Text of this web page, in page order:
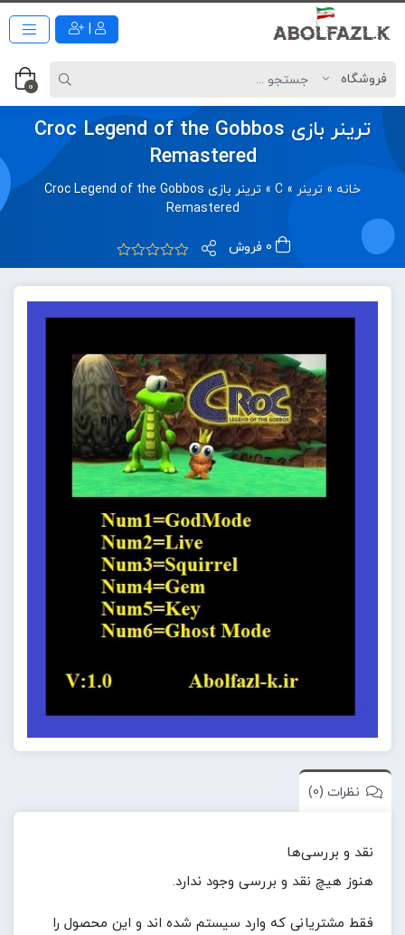
0
ترینر بازی Croc Legend of the Gobbos
Remastered
خانه » ترینر »
C
»
ترینر بازی Croc Legend of the Gobbos
Remastered
نظرات (0)
نقد و بررسی‌ها
هنوز هیچ نقد و بررسی وجود ندارد.
فقط مشتریانی که وارد سیستم شده اند و این محصول را